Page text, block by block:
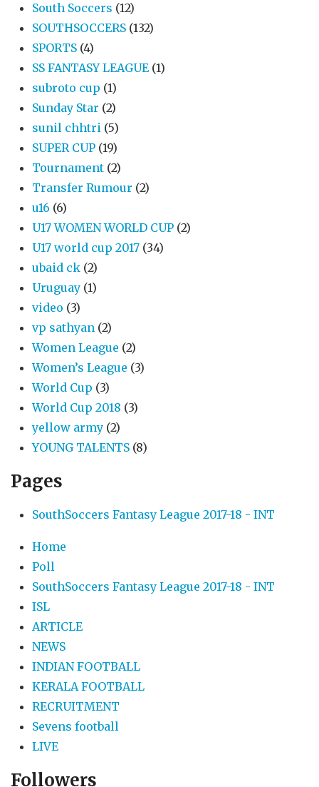
South Soccers (12)
SOUTHSOCCERS (132)
SPORTS (4)
SS FANTASY LEAGUE (1)
subroto cup (1)
Sunday Star (2)
sunil chhtri (5)
SUPER CUP (19)
Tournament (2)
Transfer Rumour (2)
u16 (6)
U17 WOMEN WORLD CUP (2)
U17 world cup 2017 (34)
ubaid ck (2)
Uruguay (1)
video (3)
vp sathyan (2)
Women League (2)
Women’s League (3)
World Cup (3)
World Cup 2018 (3)
yellow army (2)
YOUNG TALENTS (8)
Pages
SouthSoccers Fantasy League 2017-18 - INT
Home
Poll
SouthSoccers Fantasy League 2017-18 - INT
ISL
ARTICLE
NEWS
INDIAN FOOTBALL
KERALA FOOTBALL
RECRUITMENT
Sevens football
LIVE
Followers